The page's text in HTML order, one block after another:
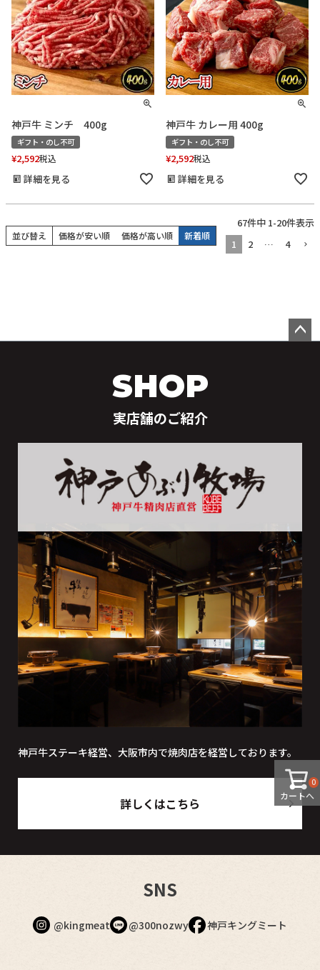
神戸牛 ミンチ 400g
ギフト・のし不可
¥2,592税込
詳細を見る
神戸牛 カレー用 400g
ギフト・のし不可
¥2,592税込
詳細を見る
並び替え 価格が安い順 価格が高い順 新着順
67件中 1-20件表示
1
2 … 4
カートへ
0
SHOP
実店舗のご紹介
神戸牛ステーキ経営、大阪市内で焼肉店を経営しております。
詳しくはこちら
SNS
@kingmeat @300nozwy 神戸キングミート